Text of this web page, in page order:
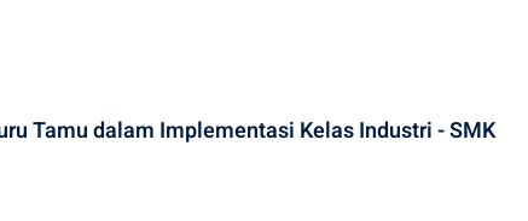
Tamu dalam Implementasi Kelas Industri - SMK